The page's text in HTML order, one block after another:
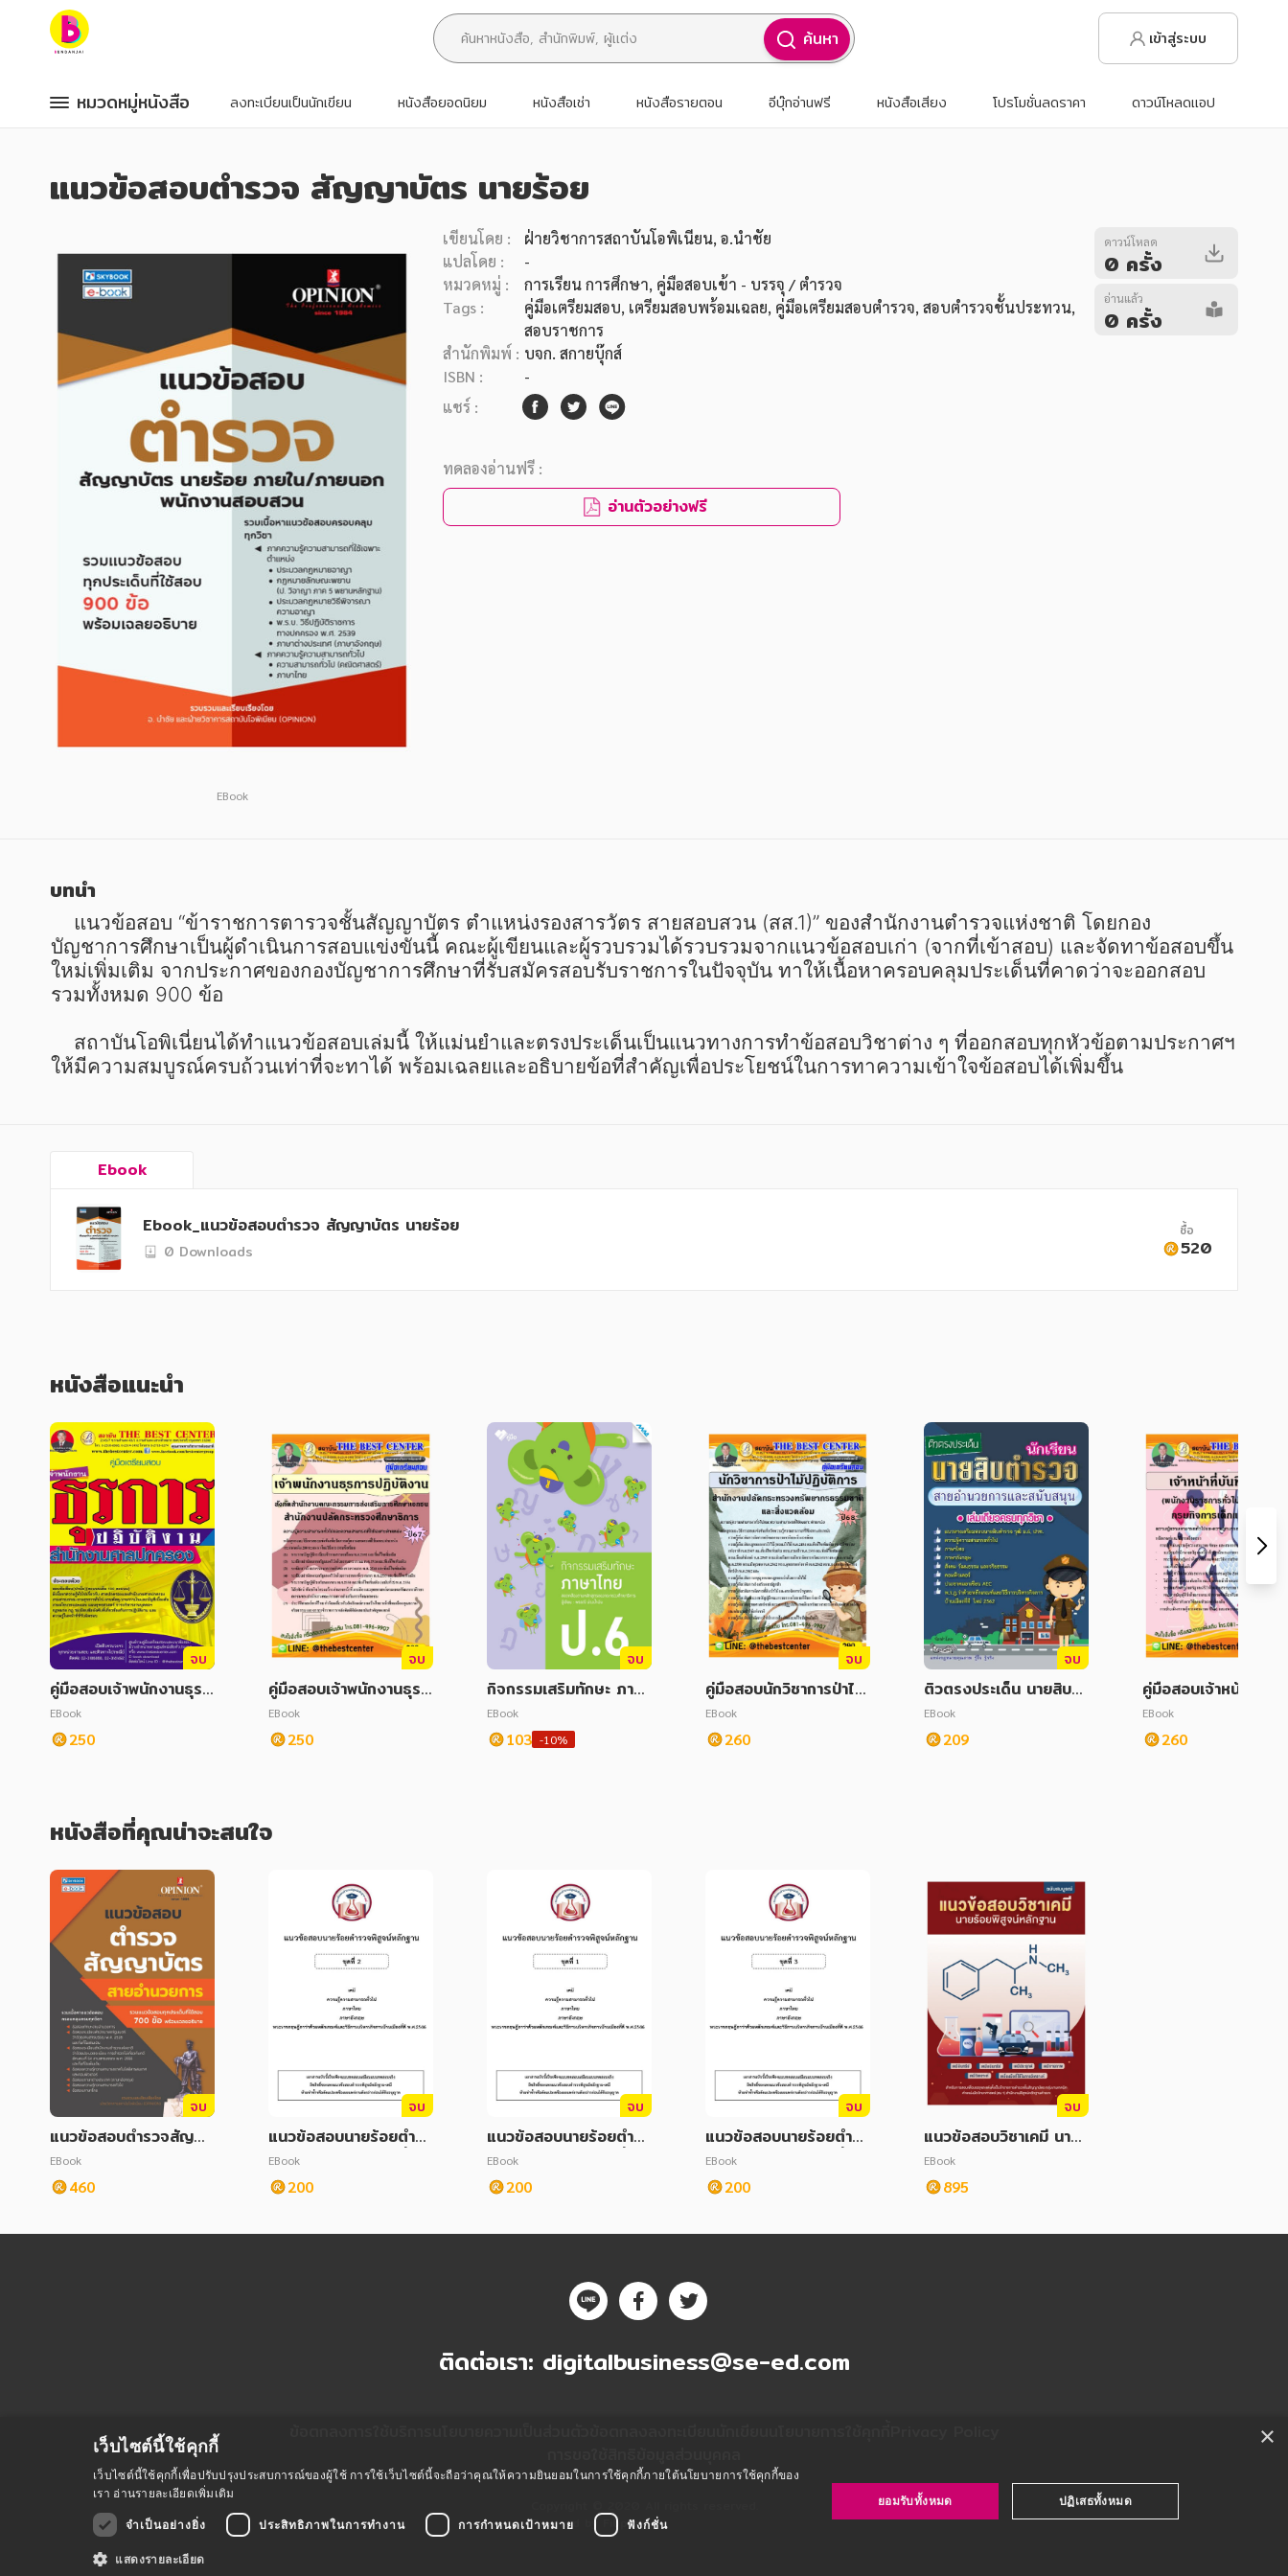
หมวดหมู่หนังสือ
หมวดหมู่ยอดนิยม
หนังสือออกใหม่
หนังสือยอดนิยม
โปรโมชั่นลดราคา
หมวดหมู่หนังสือ
อาหาร สุขภาพ การแพทย์
ศิลปะ บันเทิง กีฬา ท่องเที่ยว
สังคม วัฒนธรรม การปกครอง ศาสนาและปรัชญา
ศาสนา และปรัชญา
การเงิน การลงทุน บริหาร
นิตยสาร หนังสือพิมพ์
วรรณกรรม
การเกษตร ชีววิทยา
การเรียน การศึกษา
เทคโนโลยี การสื่อสาร วิทยาศาสตร์
การพัฒนาตนเอง
ความรู้ทั่วไป
การ์ตูนความรู้ การ์ตูน
การ์ตูนมังงะ (Manga)
ค้นหา เข้าสู่ระบบ
หมวดหมู่หนังสือ
หมวดหมู่หนังสือ
หมวดหมู่ยอดนิยม
หนังสือออกใหม่
หนังสือยอดนิยม
โปรโมชั่นลดราคา
หมวดหมู่หนังสือ
อาหาร สุขภาพ การแพทย์
ศิลปะ บันเทิง กีฬา ท่องเที่ยว
สังคม วัฒนธรรม การปกครอง ศาสนาและปรัชญา
ศาสนา และปรัชญา
การเงิน การลงทุน บริหาร
นิตยสาร หนังสือพิมพ์
วรรณกรรม
การเกษตร ชีววิทยา
การเรียน การศึกษา
เทคโนโลยี การสื่อสาร วิทยาศาสตร์
การพัฒนาตนเอง
ความรู้ทั่วไป
การ์ตูนความรู้ การ์ตูน
การ์ตูนมังงะ (Manga)
ลงทะเบียนเป็นนักเขียน หนังสือยอดนิยม หนังสือเช่า หนังสือรายตอน อีบุ๊กอ่านฟรี หนังสือเสียง โปรโมชั่นลดราคา ดาวน์โหลดแอป
แนวข้อสอบตำรวจ สัญญาบัตร นายร้อย
EBook
เขียนโดย : ฝ่ายวิชาการสถาบันโอพิเนียน, อ.นำชัย
แปลโดย :
-
หมวดหมู่ :
การเรียน การศึกษา, คู่มือสอบเข้า - บรรจุ / ตำรวจ
Tags :
คู่มือเตรียมสอบ, เตรียมสอบพร้อมเฉลย, คู่มือเตรียมสอบตำรวจ, สอบตำรวจชั้นประทวน,
สอบราชการ
สำนักพิมพ์ : บจก. สกายบุ๊กส์
ISBN :
-
แชร์ :
ดาวน์โหลด
0 ครั้ง
อ่านแล้ว
0 ครั้ง
ทดลองอ่านฟรี :
อ่านตัวอย่างฟรี
บทนำ
บัญชาการศึกษาเป็นผู้ดำเนินการสอบแข่งขันนี้ คณะผู้เขียนและผู้รวบรวมได้รวบรวมจากแนวข้อสอบเก่า (จากที่เข้าสอบ) และจัดทาข้อสอบขึ้น
ใหม่เพิ่มเติม จากประกาศของกองบัญชาการศึกษาที่รับสมัครสอบรับราชการในปัจจุบัน ทาให้เนื้อหาครอบคลุมประเด็นที่คาดว่าจะออกสอบ
รวมทั้งหมด 900 ข้อ
สถาบันโอพิเนี่ยนได้ทำแนวข้อสอบเล่มนี้ ให้แม่นยำและตรงประเด็นเป็นแนวทางการทำข้อสอบวิชาต่าง ๆ ที่ออกสอบทุกหัวข้อตามประกาศฯ
ให้มีความสมบูรณ์ครบถ้วนเท่าที่จะทาได้ พร้อมเฉลยและอธิบายข้อที่สำคัญเพื่อประโยชน์ในการทาความเข้าใจข้อสอบได้เพิ่มขึ้น
Ebook
Ebook_แนวข้อสอบตำรวจ สัญญาบัตร นายร้อย
0 Downloads
ซื้อ
520
หนังสือแนะนำ
จบ
คู่มือสอบเจ้าพนักงานธุรก
าร สำนักงานศาลปกครอ
ง
EBook
250
จบ
คู่มือสอบเจ้าพนักงานธุรก
ารปฏิบัติงาน สังกัดสน
ง.คณะกรรมการส่งเสริมก
ารศึกษาเอกชน
EBook
250
จบ
กิจกรรมเสริมทักษะ ภาษา
ไทย ป.6
EBook
103 -10%
จบ
คู่มือสอบนักวิชาการป่าไม้
ปฏิบัติการ สำนักงานปลัด
กระทรวงทรัพยากรธรรม
ชาติและสิ่งแวดล้อม ปี 6
EBook
260
จบ
ติวตรงประเด็น นายสิบตำ
รวจ สายอำนวยการ
EBook
209
คู่มือสอบเจ้าหน้าที่บัน
อมูล (พนักงานราชกา
ไป) (ส่วนภูมิภาค) กร
จการเด็กและเยาวชน
EBook
260
หนังสือที่คุณน่าจะสนใจ
จบ
แนวข้อสอบตำรวจสัญญา
บัตร สายอำนวยการ
EBook
460
จบ
แนวข้อสอบนายร้อยตำรว
จพิสูจน์หลักฐาน ชุดที่ 2
EBook
200
จบ
แนวข้อสอบนายร้อยตำรว
จพิสูจน์หลักฐาน ชุดที่ 1
EBook
200
จบ
แนวข้อสอบนายร้อยตำรว
จพิสูจน์หลักฐาน ชุดที่ 3
EBook
200
จบ
แนวข้อสอบวิชาเคมี นายร้
อยตำรวจพิสูจน์หลักฐาน
EBook
895
ติดต่อเรา: digitalbusiness@se-ed.com
Powered by Fibplat
×
เว็บไซต์นี้ใช้คุกกี้
เว็บไซต์นี้ใช้คุกกี้เพื่อปรับปรุงประสบการณ์ของผู้ใช้ การใช้เว็บไซต์นี้จะถือว่าคุณให้ความยินยอมในการใช้คุกกี้ภายใต้นโยบายการใช้คุกกี้ของ
เรา อ่านรายละเอียดเพิ่มเติม
จำเป็นอย่างยิ่ง
ประสิทธิภาพในการทำงาน การกำหนดเป้าหมาย ฟังก์ชั่น
แสดงรายละเอียด
ยอมรับทั้งหมด ปฏิเสธทั้งหมด